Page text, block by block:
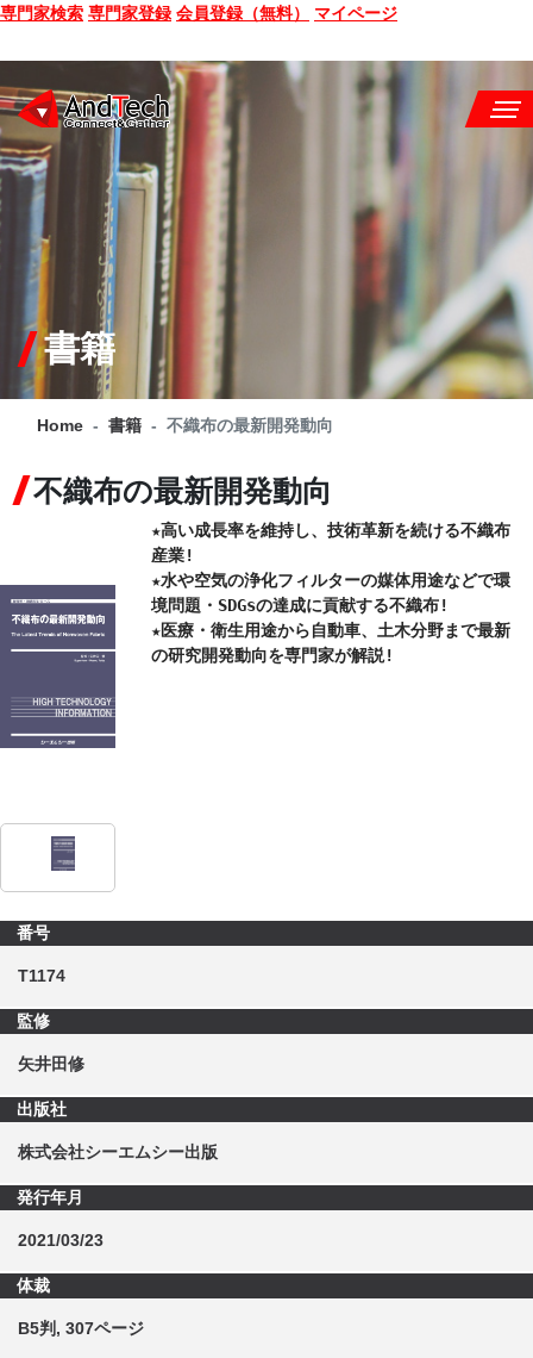
専門家検索 専門家登録 会員登録（無料） マイページ
SEMINAR
BOOK
CONSULTING
SERVICE
COMPANY
Q&A
SITE MAP
CONTACT
書籍
Home 書籍 不織布の最新開発動向
不織布の最新開発動向
★高い成長率を維持し、技術革新を続ける不織布
産業!
★水や空気の浄化フィルターの媒体用途などで環
境問題・SDGsの達成に貢献する不織布!
★医療・衛生用途から自動車、土木分野まで最新
の研究開発動向を専門家が解説!
番号
T1174
監修
矢井田修
出版社
株式会社シーエムシー出版
発行年月
2021/03/23
体裁
B5判, 307ページ